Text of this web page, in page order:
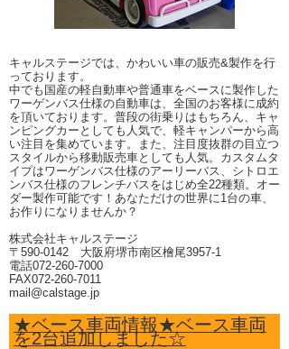
キャルステージでは、かわいい車の販売&製作を行
っております。
中でも国産の軽自動車や普通車をベースに製作した
ワーゲンバス仕様の自動車は、全国のお客様に成約
を頂いております。普段の街乗りはもちろん、キャ
ンピングカーとしても人気で、軽キャンパーから高
い注目を集めています。また、注目度抜群の目立つ
スタイルから移動販売車としても人気。カスタムタ
イプはワーゲンバス仕様のアーリーバス、シトロエ
ンバス仕様のフレンチバスをはじめ全22種類。オー
ダー製作可能です！あなただけの世界に1台の車、
お作りになりませんか？
株式会社キャルステージ
〒590-0142 大阪府堺市南区檜尾3957-1
電話072-260-7000
FAX072-260-7011
mail@calstage.jp
★ベース車両情報★ベース車両
を2台追加しました☆